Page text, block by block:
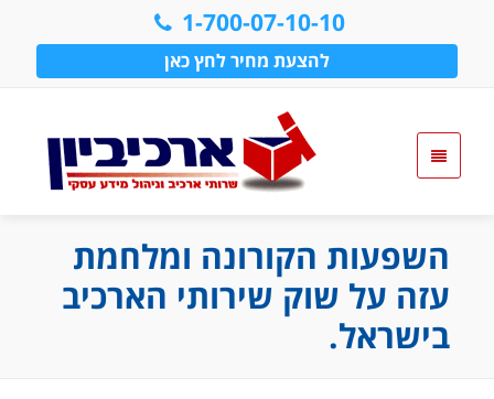
1-700-07-10-10
להצעת מחיר לחץ כאן
השפעות הקורונה ומלחמת
עזה על שוק שירותי הארכיב
בישראל.